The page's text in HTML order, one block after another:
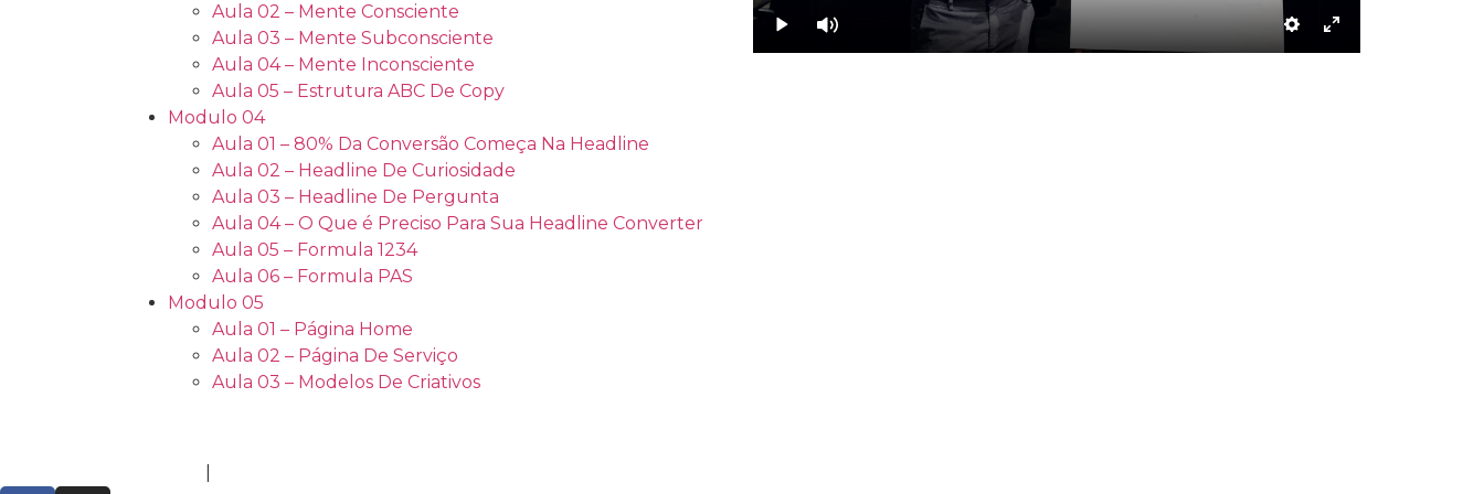
Aula 02 – Mente Consciente
Aula 03 – Mente Subconsciente
Aula 04 – Mente Inconsciente
Aula 05 – Estrutura ABC De Copy
Modulo 04
Aula 01 – 80% Da Conversão Começa Na Headline
Aula 02 – Headline De Curiosidade
Aula 03 – Headline De Pergunta
Aula 04 – O Que é Preciso Para Sua Headline Converter
Aula 05 – Formula 1234
Aula 06 – Formula PAS
Modulo 05
Aula 01 – Página Home
Aula 02 – Página De Serviço
Aula 03 – Modelos De Criativos